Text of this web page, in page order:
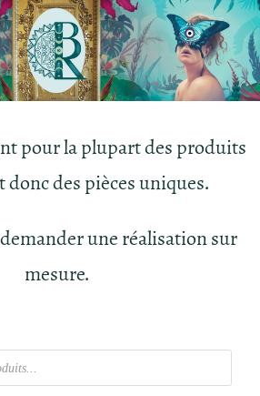
pour la plupart des produits
donc des pièces uniques.
une réalisation sur
mesure.